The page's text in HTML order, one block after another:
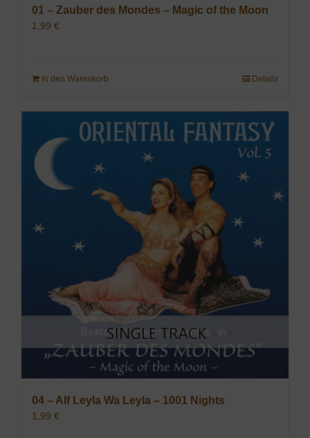
01 – Zauber des Mondes – Magic of the Moon
1,99 €
In den Warenkorb Details
04 – Alf Leyla Wa Leyla – 1001 Nights
1,99 €